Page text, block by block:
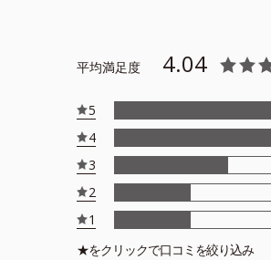
平均満足度 4.04
5
4
3
2
1
★をクリックで口コミを絞り込み